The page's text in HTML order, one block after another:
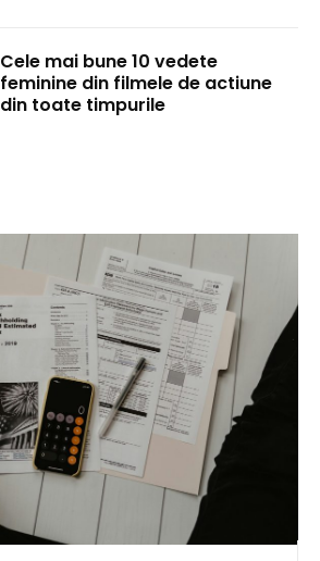
Cele mai bune 10 vedete
feminine din filmele de actiune
din toate timpurile